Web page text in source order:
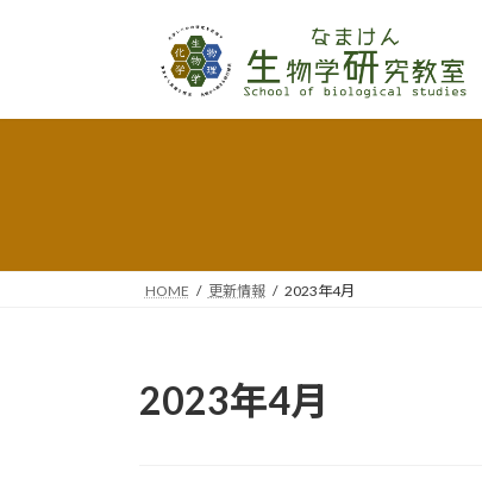
プ
動
HOME 更新情報 2023年4月
2023年4月